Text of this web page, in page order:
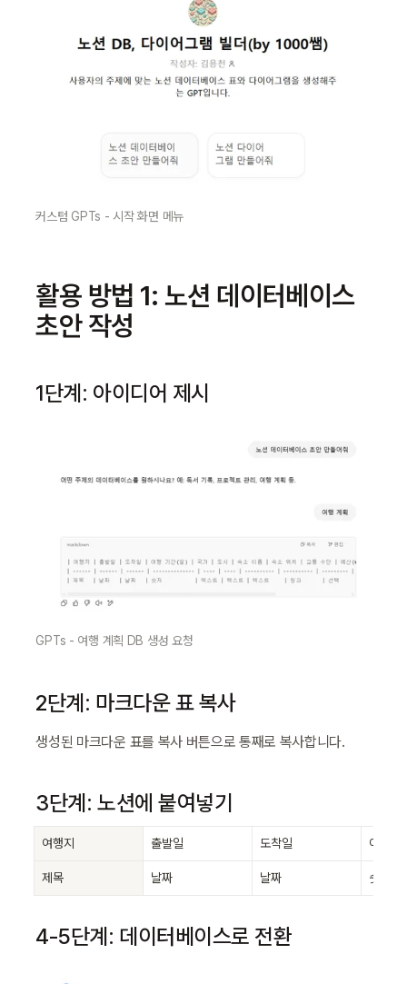
커스텀 GPTs - 시작 화면 메뉴
활용 방법 1: 노션 데이터베이스
초안 작성
1단계: 아이디어 제시
GPTs - 여행 계획 DB 생성 요청
2단계: 마크다운 표 복사
생성된 마크다운 표를 복사 버튼으로 통째로 복사합니다.
3단계: 노션에 붙여넣기
여행지 출발일 도착일 여행
제목 날짜 날짜 숫자
4-5단계: 데이터베이스로 전환